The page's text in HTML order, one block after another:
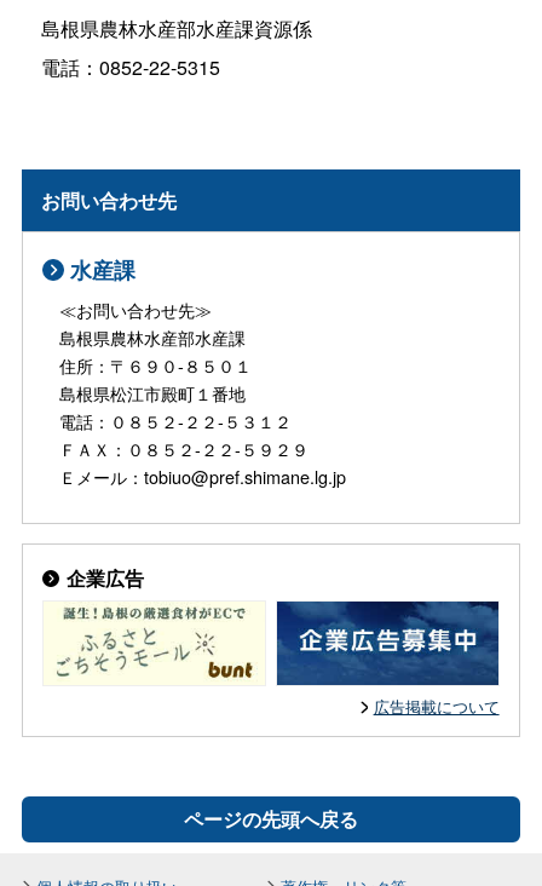
島根県農林水産部水産課資源係
電話：0852-22-5315
お問い合わせ先
水産課
≪お問い合わせ先≫
島根県農林水産部水産課
住所：〒６９０-８５０１
島根県松江市殿町１番地
電話：０８５２-２２-５３１２
ＦＡＸ：０８５２-２２-５９２９
Ｅメール：tobiuo@pref.shimane.lg.jp
企業広告
広告掲載について
ページの先頭へ戻る